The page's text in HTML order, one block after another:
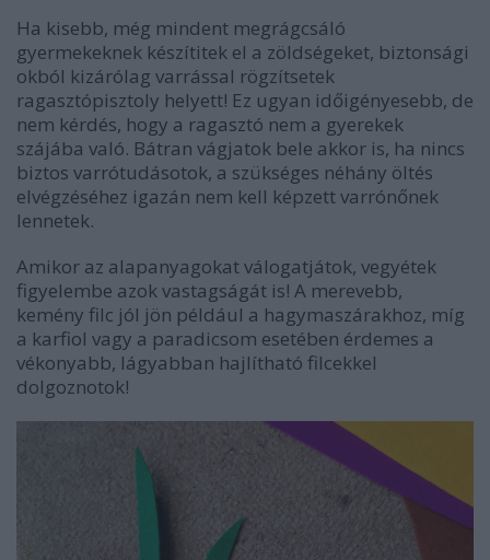
Ha kisebb, még mindent megrágcsáló
gyermekeknek készítitek el a zöldségeket, biztonsági
okból kizárólag varrással rögzítsetek
ragasztópisztoly helyett! Ez ugyan időigényesebb, de
nem kérdés, hogy a ragasztó nem a gyerekek
szájába való. Bátran vágjatok bele akkor is, ha nincs
biztos varrótudásotok, a szükséges néhány öltés
elvégzéséhez igazán nem kell képzett varrónőnek
lennetek.
Amikor az alapanyagokat válogatjátok, vegyétek
figyelembe azok vastagságát is! A merevebb,
kemény filc jól jön például a hagymaszárakhoz, míg
a karfiol vagy a paradicsom esetében érdemes a
vékonyabb, lágyabban hajlítható filcekkel
dolgoznotok!